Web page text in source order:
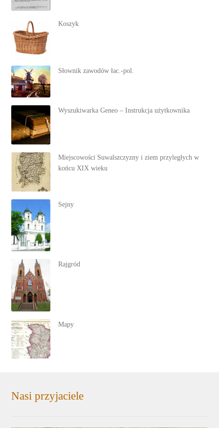
Koszyk
Słownik zawodów łac.-pol.
Wyszukiwarka Geneo – Instrukcja użytkownika
Miejscowości Suwalszczyzny i ziem przyległych w
końcu XIX wieku
Sejny
Rajgród
Mapy
Nasi przyjaciele